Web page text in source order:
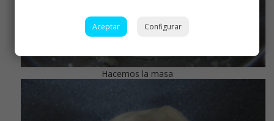
Hacemos la masa
Aceptar Configurar